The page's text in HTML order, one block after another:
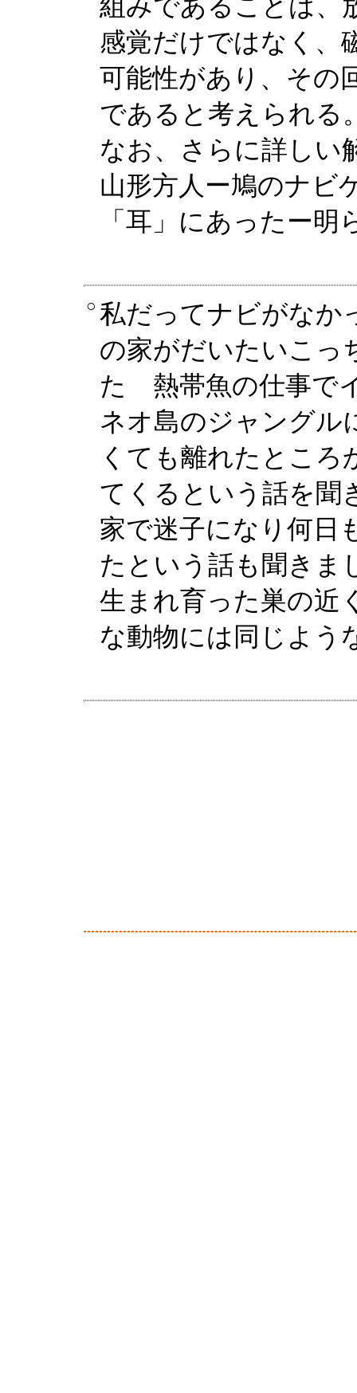
組みであることは、
感覚だけではなく、
可能性があり、その
であると考えられる
なお、さらに詳しい
山形方人ー鳩のナビ
「耳」にあったー
○ 私だってナビがなか
の家がだいたいこっ
た 熱帯魚の仕事で
ネオ島のジャングル
くても離れたとこ
てくるという話を
家で迷子になり何日
たという話も聞き
生まれ育った巣の近
な動物には同じよう